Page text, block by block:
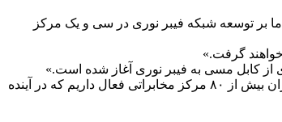
ما بر توسعه شبکه فیبر نوری در سی و یک مرکز
از کابل مسی به فیبر نوری آغاز شده است.»
مهندس جعفرپور اضافه کرد:«در کشور بیش از ۱۱ هزار مرکز مخابراتی وجود دارد که اکثر آن‌ها مبتنی بر شبکه‌های قدیمی و مسی هستند. به خصوص در تهران بیش از ۸۰ مرکز مخابراتی فعال داریم که در آینده